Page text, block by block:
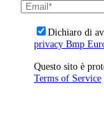
Dichiaro di
privacy Bmp
Questo sito è
Terms of Service